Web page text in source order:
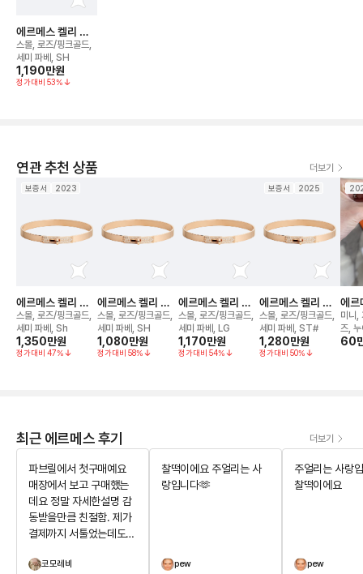
에르메스 켈리 브
레이슬릿
스몰, 로즈/핑크골드,
세미 파베, SH
1,190만원
정가대비 53%
연관 추천 상품 더보기
보증서 2023
에르메스 켈리 브
레이슬릿
스몰, 로즈/핑크골드,
세미 파베, Sh
1,350만원
정가대비 47%
에르메스 켈리 브
레이슬릿
스몰, 로즈/핑크골드,
세미 파베, SH
1,080만원
정가대비 58%
에르메스 켈리 브
레이슬릿
스몰, 로즈/핑크골드,
세미 파베, LG
1,170만원
정가대비 54%
보증서 2025
에르메스 켈리 브
레이슬릿
스몰, 로즈/핑크골드,
세미 파베, ST#
1,280만원
정가대비 50%
에르
블
릿
미니,
즈,
60
최근 에르메스 후기 더보기
파브릴에서 첫구매예요
매장에서 보고 구매했는
데요 정말 자세한설명 감
동받을만큼 친절함. 제가
결제까지 서툴었는데도
망하지않게 배려해주심에
코모레비
찰떡이에요 주얼리는 사
랑입니다🫶
pew
주얼리는 사랑
찰떡이에요
pew